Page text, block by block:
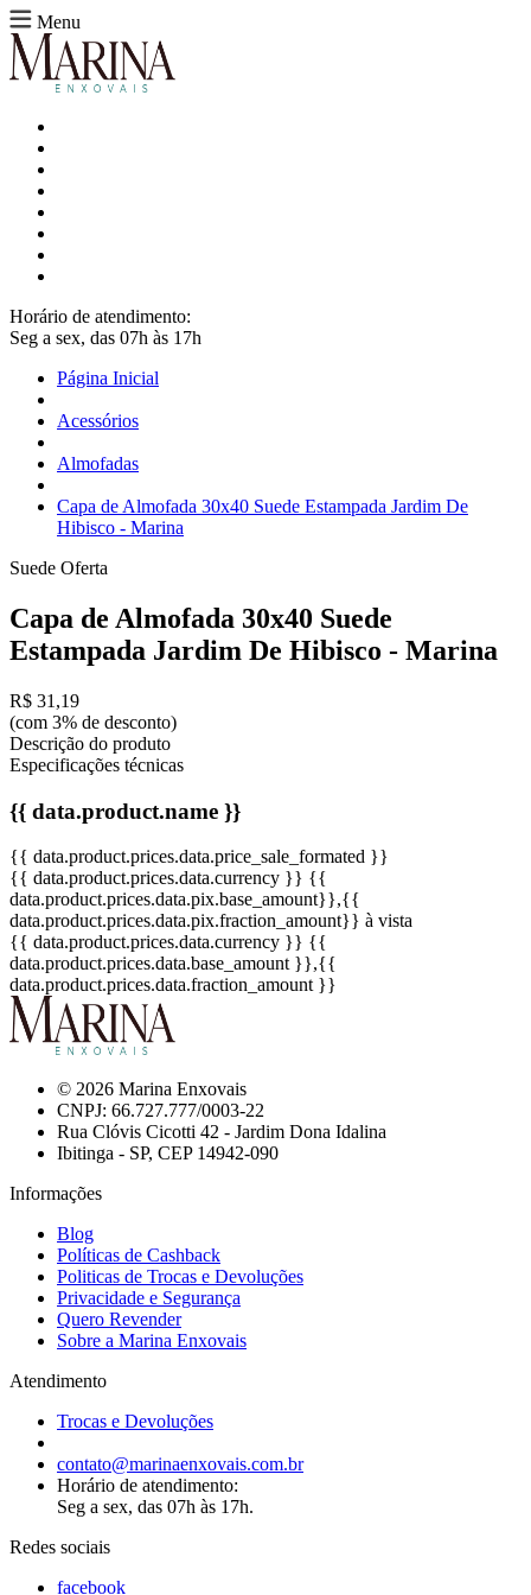
Menu
Horário de atendimento:
Seg a sex, das 07h às 17h
Página Inicial
Acessórios
Almofadas
Capa de Almofada 30x40 Suede Estampada Jardim De
Hibisco - Marina
Suede Oferta
Capa de Almofada 30x40 Suede
Estampada Jardim De Hibisco - Marina
R$ 31,19
(com 3% de desconto)
Descrição do produto
Especificações técnicas
{{ data.product.name }}
{{ data.product.prices.data.price_sale_formated }}
{{ data.product.prices.data.currency }} {{
data.product.prices.data.pix.base_amount}},{{
data.product.prices.data.pix.fraction_amount}} à vista
{{ data.product.prices.data.currency }} {{
data.product.prices.data.base_amount }},{{
data.product.prices.data.fraction_amount }}
© 2026 Marina Enxovais
CNPJ: 66.727.777/0003-22
Rua Clóvis Cicotti 42 - Jardim Dona Idalina
Ibitinga - SP, CEP 14942-090
Informações
Blog
Políticas de Cashback
Politicas de Trocas e Devoluções
Privacidade e Segurança
Quero Revender
Sobre a Marina Enxovais
Atendimento
Trocas e Devoluções
contato@marinaenxovais.com.br
Horário de atendimento:
Seg a sex, das 07h às 17h.
Redes sociais
facebook